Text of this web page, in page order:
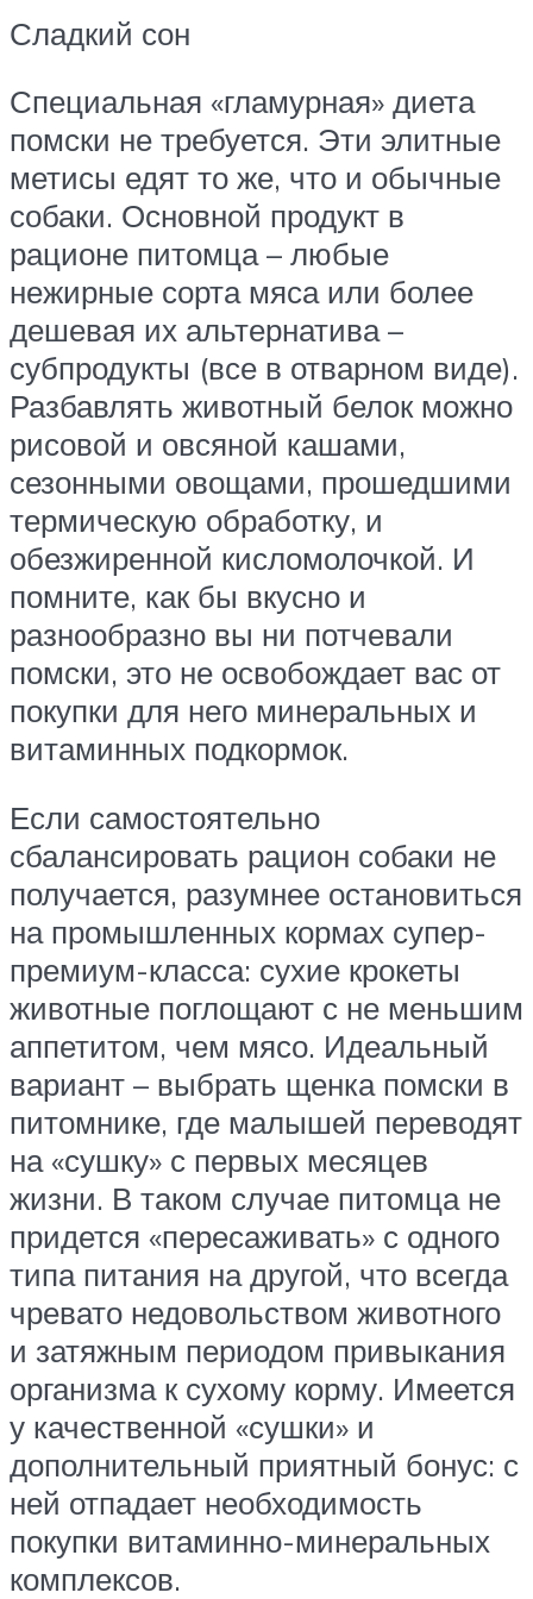
Сладкий сон
Специальная «гламурная» диета
помски не требуется. Эти элитные
метисы едят то же, что и обычные
собаки. Основной продукт в
рационе питомца – любые
нежирные сорта мяса или более
дешевая их альтернатива –
субпродукты (все в отварном виде).
Разбавлять животный белок можно
рисовой и овсяной кашами,
сезонными овощами, прошедшими
термическую обработку, и
обезжиренной кисломолочкой. И
помните, как бы вкусно и
разнообразно вы ни потчевали
помски, это не освобождает вас от
покупки для него минеральных и
витаминных подкормок.
Если самостоятельно
сбалансировать рацион собаки не
получается, разумнее остановиться
на промышленных кормах супер-
премиум-класса: сухие крокеты
животные поглощают с не меньшим
аппетитом, чем мясо. Идеальный
вариант – выбрать щенка помски в
питомнике, где малышей переводят
на «сушку» с первых месяцев
жизни. В таком случае питомца не
придется «пересаживать» с одного
типа питания на другой, что всегда
чревато недовольством животного
и затяжным периодом привыкания
организма к сухому корму. Имеется
у качественной «сушки» и
дополнительный приятный бонус: с
ней отпадает необходимость
покупки витаминно-минеральных
комплексов.